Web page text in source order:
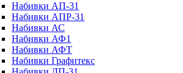
Набивки АП-31
Набивки АПР-31
Набивки АС
Набивки АФ1
Набивки АФТ
Набивки Графитекс